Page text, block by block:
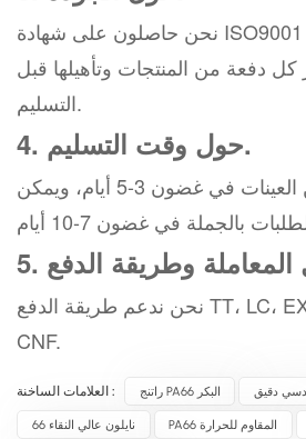
نحن حاصلون على شهادة ISO9001 ونمتلك معدات اختبار
كل دفعة من المنتجات وتأهيلها قبل
التسليم.
4. حول وقت التسليم.
عادة، يمكن شحن العينات في غضون 3-5 أيام، ويمكن
نحن ندعم طريقة الدفع TT، LC، EXW، FOB، CIF،
CNF.
العلامات الساخنة : راتنج PA66 البكر دقيق
نايلون عالي النقاء 66 PA66 المقاوم للحرارة